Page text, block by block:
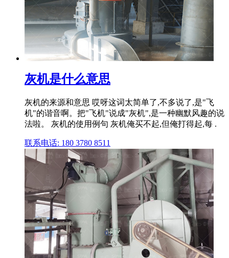
灰机是什么意思
灰机的来源和意思 哎呀这词太简单了,不多说了,是"飞
机"的谐音啊。把"飞机"说成"灰机",是一种幽默风趣的说
法啦。 灰机的使用例句 灰机俺买不起,但俺打得起,每 .
联系电话: 180 3780 8511